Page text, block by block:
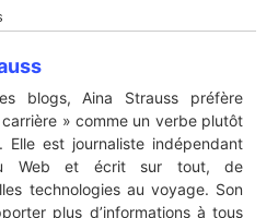
blogs, Aina Strauss préfère
» comme un verbe plutôt
Elle est journaliste indépendant
Web et écrit sur tout, de
technologies au voyage. Son
plus d’informations à tous